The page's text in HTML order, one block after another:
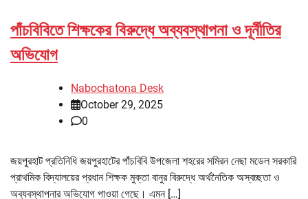
পাঁচবিবিতে শিক্ষকের বিরুদ্ধে অব্যবস্থাপনা ও দূর্নীতির
অভিযোগ
Nabochatona Desk
October 29, 2025
0
জয়পুরহাট প্রতিনিধি জয়পুরহাটের পাঁচবিবি উপজেলা শহরের সমিরন নেছা মডেল সরকারি
প্রাথমিক বিদ্যালয়ের প্রধান শিক্ষক মুক্তা বানুর বিরুদ্ধে অর্থনৈতিক অস্বচ্ছতা ও
অব্যবস্থাপনার অভিযোগ পাওয়া গেছে। এমন […]